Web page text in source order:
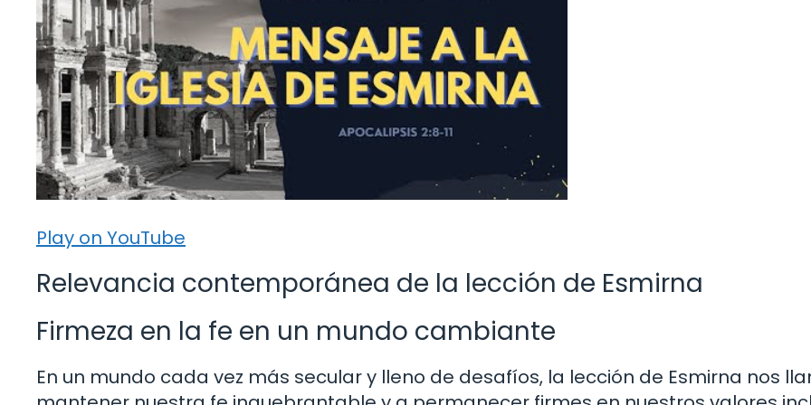
Play on YouTube
Relevancia contemporánea de la lección de Esmirna
Firmeza en la fe en un mundo cambiante
En un mundo cada vez más secular y lleno de desafíos, la lección de Esmirna nos